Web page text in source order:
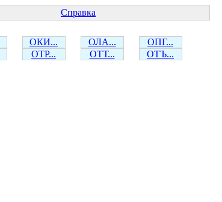
Справка
ОКИ... ОЛА...
ОПГ...
ОТР... ОТТ...
ОТЪ...